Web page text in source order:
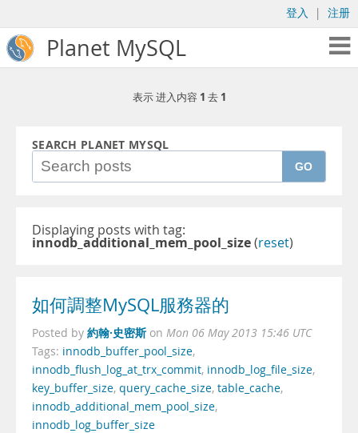
登入 | 注册
Planet MySQL
表示 进入内容 1 去 1
SEARCH PLANET MYSQL
GO
Displaying posts with tag:
innodb_additional_mem_pool_size(reset)
如何調整MySQL服務器的
Posted by 約翰·史密斯 on Mon 06 May 2013 15:46 UTC
Tags: innodb_buffer_pool_size,
innodb_flush_log_at_trx_commit, innodb_log_file_size,
key_buffer_size, query_cache_size, table_cache,
innodb_additional_mem_pool_size,
innodb_log_buffer_size